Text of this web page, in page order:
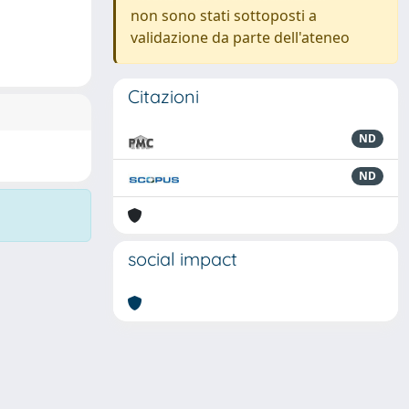
non sono stati sottoposti a
validazione da parte dell'ateneo
Citazioni
ND
ND
social impact